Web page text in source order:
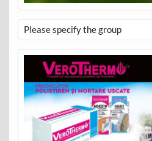
Please specify the group